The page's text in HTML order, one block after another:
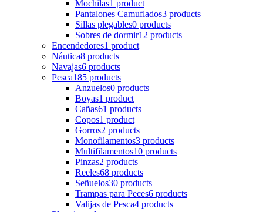
Mochilas1 product
Pantalones Camuflados3 products
Sillas plegables0 products
Sobres de dormir12 products
Encendedores1 product
Náutica8 products
Navajas6 products
Pesca185 products
Anzuelos0 products
Boyas1 product
Cañas61 products
Copos1 product
Gorros2 products
Monofilamentos3 products
Multifilamentos10 products
Pinzas2 products
Reeles68 products
Señuelos30 products
Trampas para Peces6 products
Valijas de Pesca4 products